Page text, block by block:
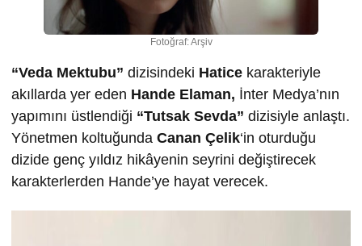
Fotoğraf: Arşiv
“Veda Mektubu” dizisindeki Hatice karakteriyle
akıllarda yer eden Hande Elaman, İnter Medya’nın
yapımını üstlendiği “Tutsak Sevda” dizisiyle anlaştı.
Yönetmen koltuğunda Canan Çelik‘in oturduğu
dizide genç yıldız hikâyenin seyrini değiştirecek
karakterlerden Hande’ye hayat verecek.